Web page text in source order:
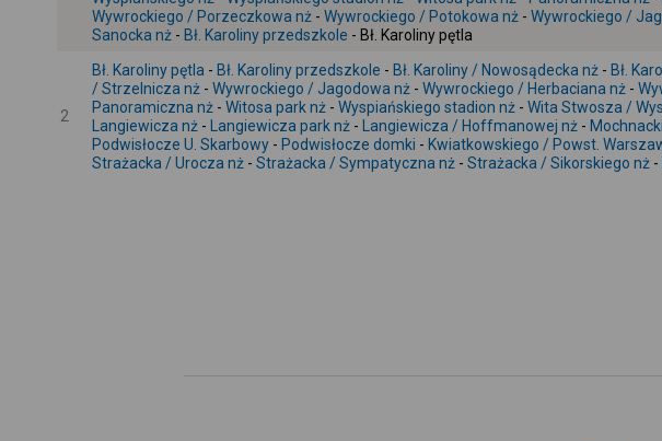
Wywrockiego / Porzeczkowa nż - Wywrockiego / Potokowa nż - Wywrockiego /
Sanocka nż - Bł. Karoliny przedszkole - Bł. Karoliny pętla
2
Bł. Karoliny pętla - Bł. Karoliny przedszkole - Bł. Karoliny / Nowosądecka nż - Bł.
/ Strzelnicza nż - Wywrockiego / Jagodowa nż - Wywrockiego / Herbaciana nż -
Panoramiczna nż - Witosa park nż - Wyspiańskiego stadion nż - Wita Stwosza /
Langiewicza nż - Langiewicza park nż - Langiewicza / Hoffmanowej nż -
Podwisłocze U. Skarbowy - Podwisłocze domki - Kwiatkowskiego / Powst.
Strażacka / Urocza nż - Strażacka / Sympatyczna nż - Strażacka / Sikorskiego nż -